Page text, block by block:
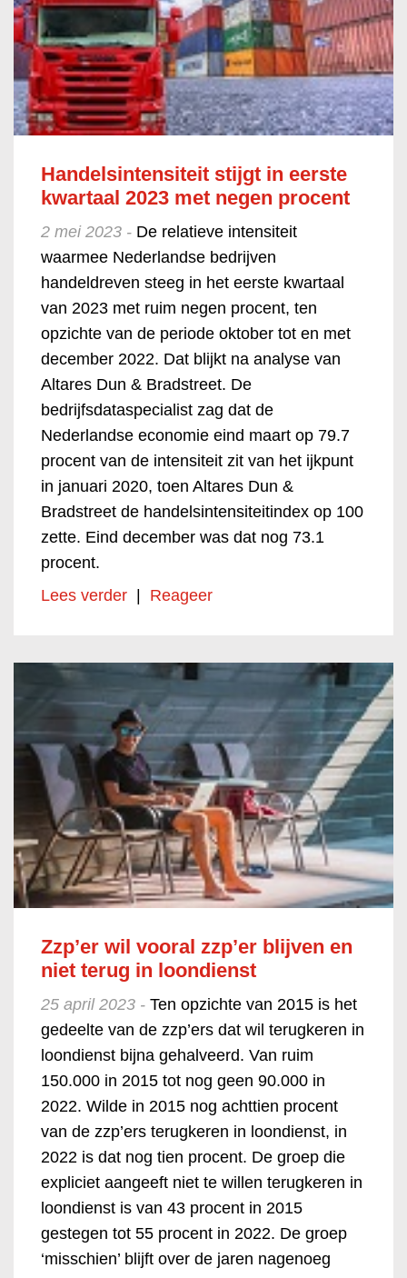
Handelsintensiteit stijgt in eerste
kwartaal 2023 met negen procent
2 mei 2023 - De relatieve intensiteit
waarmee Nederlandse bedrijven
handeldreven steeg in het eerste kwartaal
van 2023 met ruim negen procent, ten
opzichte van de periode oktober tot en met
december 2022. Dat blijkt na analyse van
Altares Dun & Bradstreet. De
bedrijfsdataspecialist zag dat de
Nederlandse economie eind maart op 79.7
procent van de intensiteit zit van het ijkpunt
in januari 2020, toen Altares Dun &
Bradstreet de handelsintensiteitindex op 100
zette. Eind december was dat nog 73.1
procent.
Lees verder
Reageer
Zzp’er wil vooral zzp’er blijven en
niet terug in loondienst
25 april 2023 - Ten opzichte van 2015 is het
gedeelte van de zzp’ers dat wil terugkeren in
loondienst bijna gehalveerd. Van ruim
150.000 in 2015 tot nog geen 90.000 in
2022. Wilde in 2015 nog achttien procent
van de zzp’ers terugkeren in loondienst, in
2022 is dat nog tien procent. De groep die
expliciet aangeeft niet te willen terugkeren in
loondienst is van 43 procent in 2015
gestegen tot 55 procent in 2022. De groep
‘misschien’ blijft over de jaren nagenoeg